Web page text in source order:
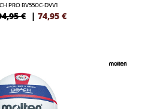
PRO BV550C-DVV1
€ | 74,95 €